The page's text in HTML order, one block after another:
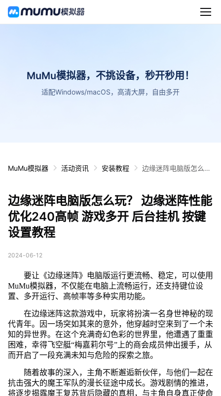
MuMu模拟器，不挑设备，秒开秒用！
适配Windows/macOS，高清大屏，自由多开
MuMu模拟器 活动资讯 安装教程
边缘迷阵电脑版怎么
台挂机 按键设置教程
边缘迷阵电脑版怎么玩？ 边缘迷阵性能
优化240高帧 游戏多开 后台挂机 按键
设置教程
2024-06-12
要让《边缘迷阵》电脑版运行更流畅、稳定，可以使用
MuMu模拟器，不仅能在电脑上流畅运行，还支持键位设
置、多开运行、高帧率等多种实用功能。
在边缘迷阵这款游戏中，玩家将扮演一名身世神秘的现
代青年。因一场突如其来的意外，他穿越时空来到了一个未
知的异世界。在这个充满奇幻色彩的世界里，他遭遇了重重
困难，幸得飞空艇“梅嘉莉尔号”上的商会成员伸出援手，从
而开启了一段充满未知与危险的探索之旅。
随着故事的深入，主角不断邂逅新伙伴，与他们一起在
抗击强大的魔王军队的漫长征途中成长。游戏剧情的推进，
将逐步揭露魔王复苏背后隐藏的真相，与主角自身真正使命